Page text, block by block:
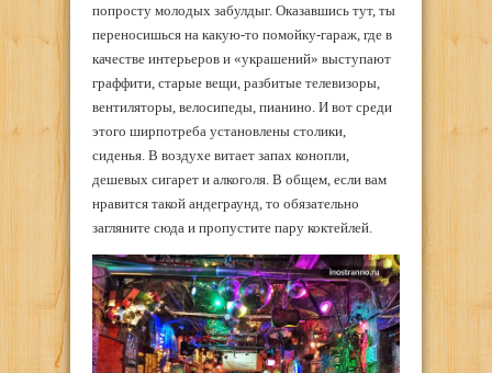
попросту молодых забулдыг. Оказавшись тут, ты
переносишься на какую-то помойку-гараж, где в
качестве интерьеров и «украшений» выступают
граффити, старые вещи, разбитые телевизоры,
вентиляторы, велосипеды, пианино. И вот среди
этого ширпотреба установлены столики,
сиденья. В воздухе витает запах конопли,
дешевых сигарет и алкоголя. В общем, если вам
нравится такой андеграунд, то обязательно
загляните сюда и пропустите пару коктейлей.